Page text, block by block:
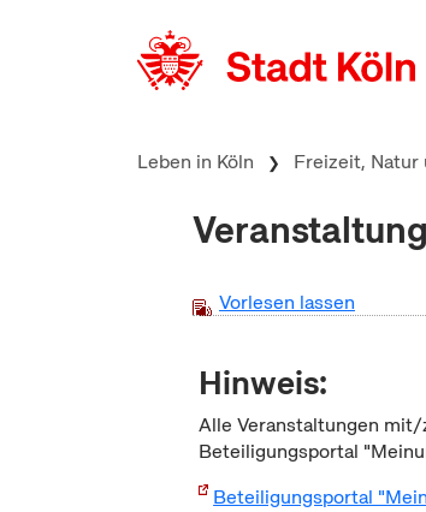
Leben in Köln Freizeit, Natur
Vorlesen lassen
Hinweis:
Alle Veranstaltungen
Beteiligungsportal
Beteiligungsportal